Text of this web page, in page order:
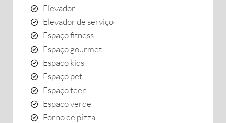
Elevador
Elevador de serviço
Espaço fitness
Espaço gourmet
Espaço kids
Espaço pet
Espaço teen
Espaço verde
Forno de pizza